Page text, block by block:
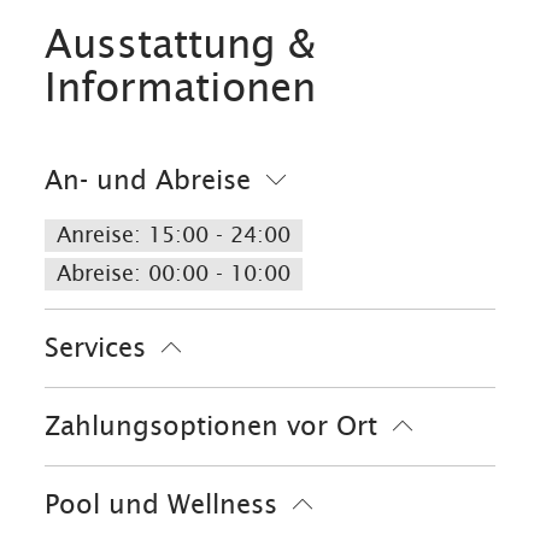
Ausstattung &
Informationen
An- und Abreise
Anreise: 15:00 - 24:00
Abreise: 00:00 - 10:00
Services
Parkplatz am Haus
Zahlungsoptionen vor Ort
EC-Karte
Euro/Mastercard
Pool und Wellness